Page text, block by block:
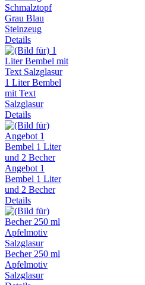
Schmalztopf
Grau Blau
Steinzeug
Details
1 Liter Bembel
mit Text
Salzglasur
Details
Angebot 1
Bembel 1 Liter
und 2 Becher
Details
Becher 250 ml
Apfelmotiv
Salzglasur